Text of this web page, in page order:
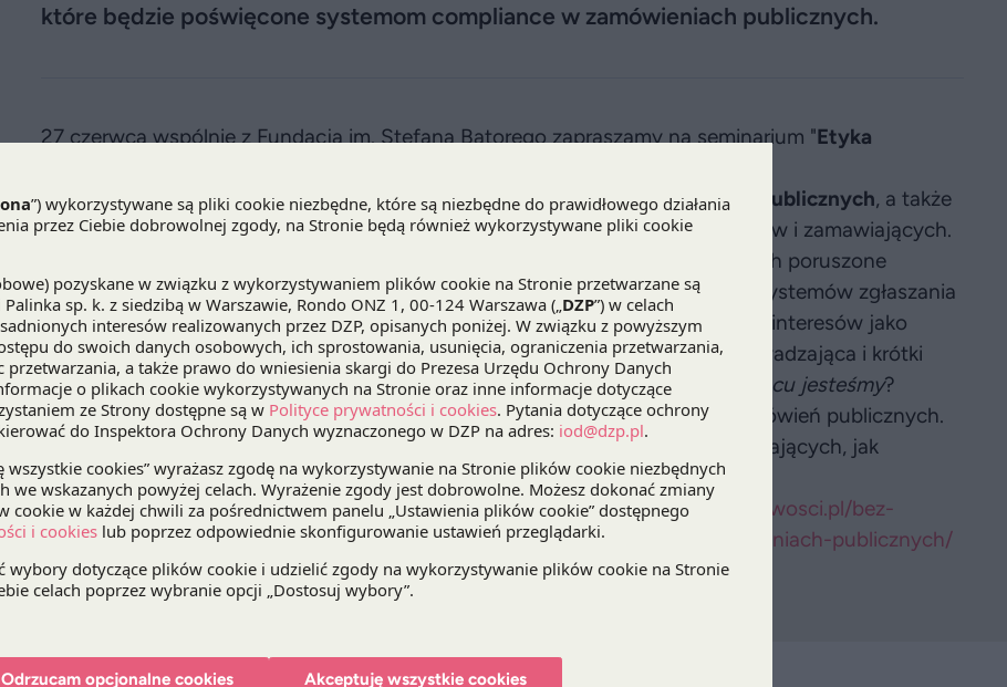
które będzie poświęcone systemom compliance w zamówieniach publicznych.
27 czerwca wspólnie z Fundacją im. Stefana Batorego zapraszamy na seminarium "Etyka
Spotkaniepoświęcone będzie systemomcompliancew prawie zamówień publicznych, a także
sposobom poprawy zarządzania ryzykiem nieprawidłowości przez wykonawców i zamawiających.
Seminarium będzie miało charakter warsztatowy. W trzech oddzielnych sesjach poruszone
zostaną tematy Paktu Uczciwości jako narzędziacompliance, wykorzystania systemów zgłaszania
nadużyć w zamówieniach publicznych, a także zarządzania ryzykiem konfliktu interesów jako
etycznemu aspektowi zamówień publicznych. Spotkanie otworzy sesja wprowadzająca i krótki
panel dyskusyjnySystemy compliance i zamówienia publiczne – w jakim miejscu jesteśmy?
Warsztaty i spotkania poprowadzą praktycy zajmujący się od lat prawem zamówień publicznych.
Udział wezmą również przedstawiciele firm – zarówno przedstawiciele zamawiających, jak
i wykonawców – w których funkcjonują systemycompliance.
Więcej informacji mogą Państwo znaleźć na stronie Fundacji:http://paktuczciwosci.pl/bez-
kategorii/zaproszenie-na-seminarium-etyka-i-prewencja-naduzyc-w-zamowieniach-publicznych/
Odrzucam opcjonalne cookies Akceptuję wszystkie cookies